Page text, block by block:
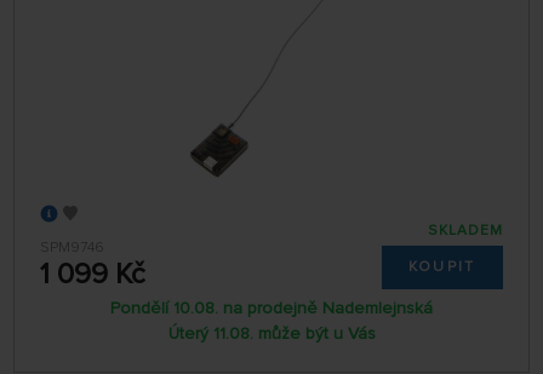
SPM9746
1 099 Kč
SKLADEM
KOUPIT
Pondělí 10.08. na prodejně Nademlejnská
Úterý 11.08. může být u Vás